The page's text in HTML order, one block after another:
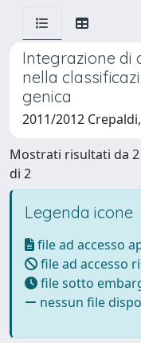
Integrazione di
nella
genica
2011/2012
Mostrati risultati da 2
di 2
Legenda icone
file ad accesso
file ad accesso
file sotto
nessun file